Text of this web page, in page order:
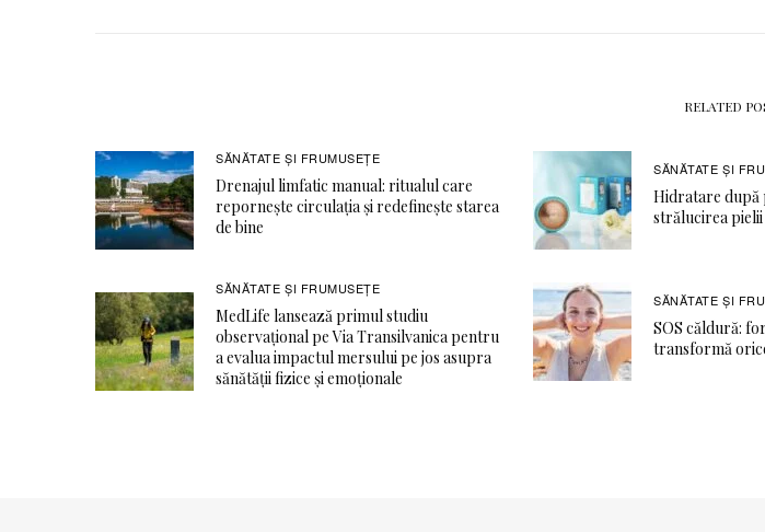
RELATED
SĂNĂTATE ŞI FRUMUSEȚE
Drenajul limfatic manual: ritualul care
repornește circulația și redefinește starea
de bine
SĂNĂTATE ŞI
Hidratare după
strălucirea
SĂNĂTATE ŞI FRUMUSEȚE
MedLife lansează primul studiu
observațional pe Via Transilvanica pentru
a evalua impactul mersului pe jos asupra
sănătății fizice și emoționale
SĂNĂTATE ŞI
SOS căldură:
transformă